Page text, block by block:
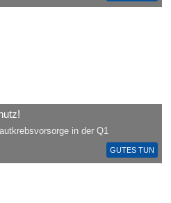
GUTES TUN
in der Q1